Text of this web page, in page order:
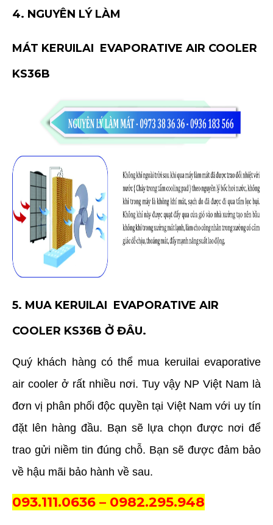
4. NGUYÊN LÝ LÀM
MÁT KERUILAI EVAPORATIVE AIR COOLER
KS36B
5. MUA KERUILAI EVAPORATIVE AIR
COOLER KS36B Ở ĐÂU.
Quý khách hàng có thể mua keruilai evaporative
air cooler ở rất nhiều nơi. Tuy vậy NP Việt Nam là
đơn vị phân phối độc quyền tại Việt Nam với uy tín
đặt lên hàng đầu. Bạn sẽ lựa chọn được nơi để
trao gửi niềm tin đúng chỗ. Bạn sẽ được đảm bảo
về hậu mãi bảo hành về sau.
093.111.0636 – 0982.295.948